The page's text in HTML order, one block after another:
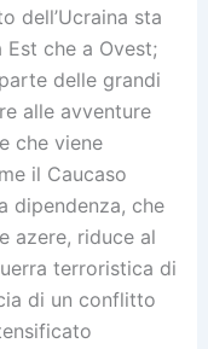
dell’Ucraina sta
che a Ovest;
delle grandi
alle avventure
che viene
il Caucaso
dipendenza, che
azere, riduce al
terroristica di
di un conflitto